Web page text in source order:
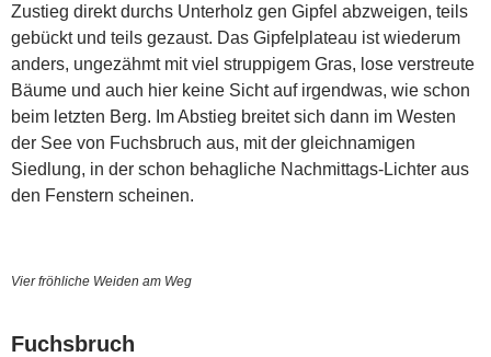
Zustieg direkt durchs Unterholz gen Gipfel abzweigen, teils
gebückt und teils gezaust. Das Gipfelplateau ist wiederum
anders, ungezähmt mit viel struppigem Gras, lose verstreute
Bäume und auch hier keine Sicht auf irgendwas, wie schon
beim letzten Berg. Im Abstieg breitet sich dann im Westen
der See von Fuchsbruch aus, mit der gleichnamigen
Siedlung, in der schon behagliche Nachmittags-Lichter aus
den Fenstern scheinen.
Vier fröhliche Weiden am Weg
Fuchsbruch